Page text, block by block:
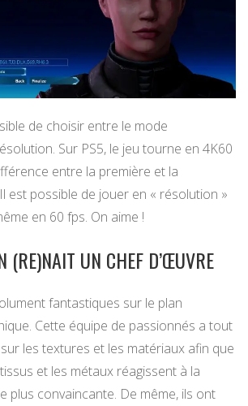
de choisir entre le mode
Sur PS5, le jeu tourne en 4K60
entre la première et la
est possible de jouer en « résolution »
en 60 fps. On aime !
(RE)NAIT UN CHEF D’ŒUVRE
fantastiques sur le plan
Cette équipe de passionnés a tout
les textures et les matériaux afin que
et les métaux réagissent à la
plus convaincante. De même, ils ont